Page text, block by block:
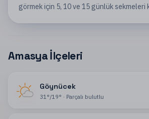
görmek için 5, 10 ve 15 günlük sekmeleri
Amasya İlçeleri
Göynücek
31°/19° · Parçalı bulutlu